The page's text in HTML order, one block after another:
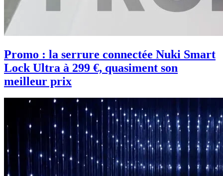
Promo : la serrure connectée Nuki Smart
Lock Ultra à 299 €, quasiment son
meilleur prix